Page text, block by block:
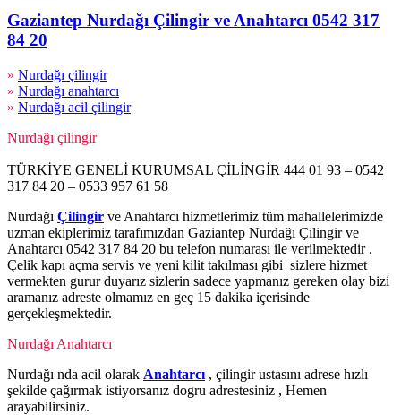
Gaziantep Nurdağı Çilingir ve Anahtarcı 0542 317
84 20
» Nurdağı çilingir
» Nurdağı anahtarcı
» Nurdağı acil çilingir
Nurdağı çilingir
TÜRKİYE GENELİ KURUMSAL ÇİLİNGİR 444 01 93 – 0542
317 84 20 – 0533 957 61 58
Nurdağı Çilingir ve Anahtarcı hizmetlerimiz tüm mahallelerimizde
uzman ekiplerimiz tarafımızdan Gaziantep Nurdağı Çilingir ve
Anahtarcı 0542 317 84 20 bu telefon numarası ile verilmektedir .
Çelik kapı açma servis ve yeni kilit takılması gibi sizlere hizmet
vermekten gurur duyarız sizlerin sadece yapmanız gereken olay bizi
aramanız adreste olmamız en geç 15 dakika içerisinde
gerçekleşmektedir.
Nurdağı Anahtarcı
Nurdağı nda acil olarak Anahtarcı , çilingir ustasını adrese hızlı
şekilde çağırmak istiyorsanız dogru adrestesiniz , Hemen
arayabilirsiniz.